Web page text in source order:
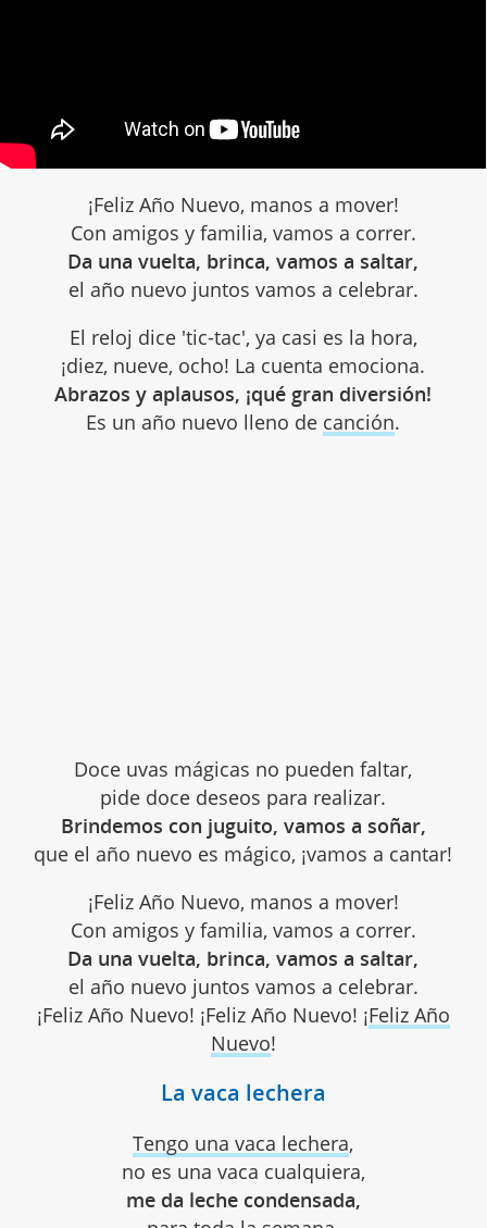
¡Feliz Año Nuevo, manos a mover!
Con amigos y familia, vamos a correr.
Da una vuelta, brinca, vamos a saltar,
el año nuevo juntos vamos a celebrar.
El reloj dice 'tic-tac', ya casi es la hora,
¡diez, nueve, ocho! La cuenta emociona.
Abrazos y aplausos, ¡qué gran diversión!
Es un año nuevo lleno de canción.
Doce uvas mágicas no pueden faltar,
pide doce deseos para realizar.
Brindemos con juguito, vamos a soñar,
que el año nuevo es mágico, ¡vamos a cantar!
¡Feliz Año Nuevo, manos a mover!
Con amigos y familia, vamos a correr.
Da una vuelta, brinca, vamos a saltar,
el año nuevo juntos vamos a celebrar.
¡Feliz Año Nuevo! ¡Feliz Año Nuevo! ¡Feliz Año
Nuevo!
La vaca lechera
Tengo una vaca lechera,
no es una vaca cualquiera,
me da leche condensada,